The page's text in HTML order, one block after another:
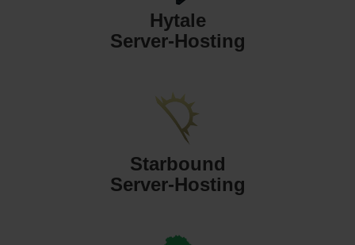
Hytale
Server-Hosting
Starbound
Server-Hosting